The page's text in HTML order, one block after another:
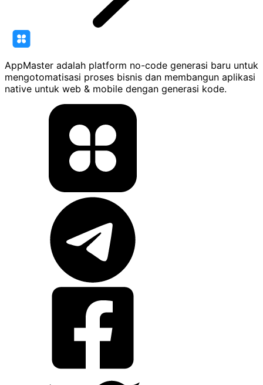
AppMaster adalah platform no-code generasi baru untuk
mengotomatisasi proses bisnis dan membangun aplikasi
native untuk web & mobile dengan generasi kode.